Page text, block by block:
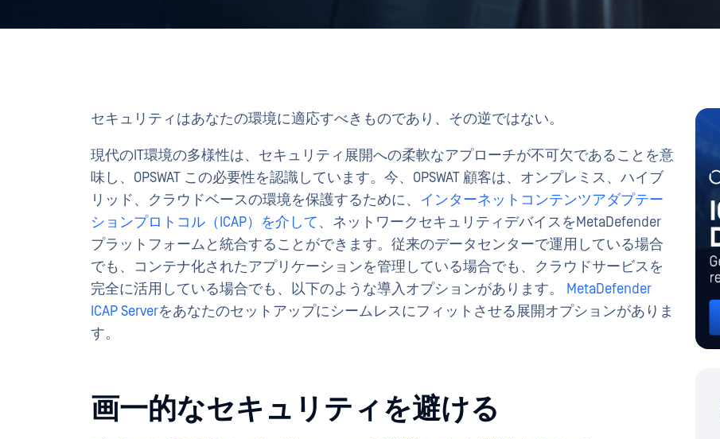
セキュリティはあなたの環境に適応すべきものであり、その逆ではない。
現代のIT環境の多様性は、セキュリティ展開への柔軟なアプローチが不可欠であることを意
味し、OPSWAT この必要性を認識しています。今、OPSWAT 顧客は、オンプレミス、ハイブ
リッド、クラウドベースの環境を保護するために、 インターネットコンテンツアダプテー
ションプロトコル（ICAP）を介して、ネットワークセキュリティデバイスをMetaDefender
プラットフォームと統合することができます。従来のデータセンターで運用している場合
でも、コンテナ化されたアプリケーションを管理している場合でも、クラウドサービスを
完全に活用している場合でも、以下のような導入オプションがあります。 MetaDefender
ICAP Serverをあなたのセットアップにシームレスにフィットさせる展開オプションがありま
す。
画一的なセキュリティを避ける